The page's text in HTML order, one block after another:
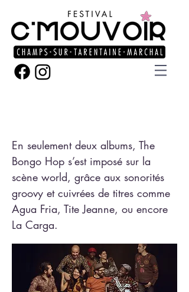
En seulement deux albums, The
Bongo Hop s’est imposé sur la
scène world, grâce aux sonorités
groovy et cuivrées de titres comme
Agua Fria, Tite Jeanne, ou encore
La Carga.